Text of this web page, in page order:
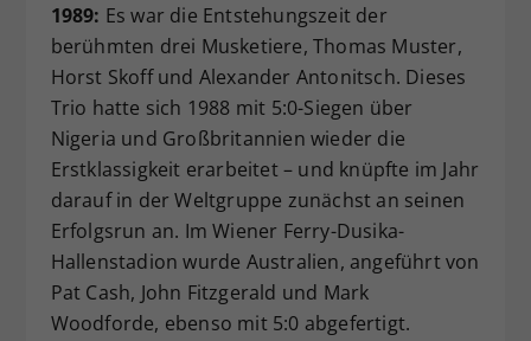
1989: Es war die Entstehungszeit der
berühmten drei Musketiere, Thomas Muster,
Horst Skoff und Alexander Antonitsch. Dieses
Trio hatte sich 1988 mit 5:0-Siegen über
Nigeria und Großbritannien wieder die
Erstklassigkeit erarbeitet – und knüpfte im Jahr
darauf in der Weltgruppe zunächst an seinen
Erfolgsrun an. Im Wiener Ferry-Dusika-
Hallenstadion wurde Australien, angeführt von
Pat Cash, John Fitzgerald und Mark
Woodforde, ebenso mit 5:0 abgefertigt.